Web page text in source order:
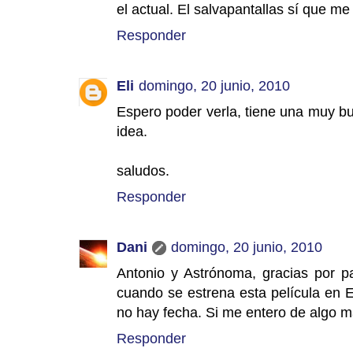
el actual. El salvapantallas sí que
Responder
Eli domingo, 20 junio, 2010
Espero poder verla, tiene una muy
idea.
saludos.
Responder
Dani
domingo, 20 junio, 2010
Antonio y Astrónoma, gracias por
cuando se estrena esta película en
no hay fecha. Si me entero de algo
Responder